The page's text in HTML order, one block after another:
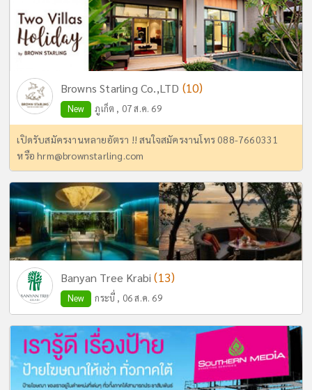
Browns Starling Co.,LTD (10)
New ภูเก็ต , 07 ส.ค. 69
เปิดรับสมัครงานหลายอัตรา !! สนใจสมัครงานโทร 088-7660331
หรือhrm@brownstarling.com
Banyan Tree Krabi(13)
New กระบี่ , 06 ส.ค. 69